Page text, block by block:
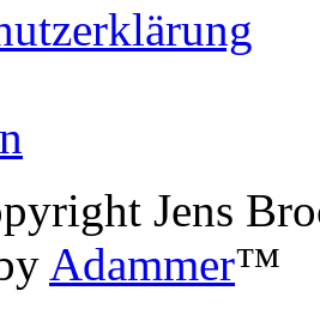
Jens
Adammer™